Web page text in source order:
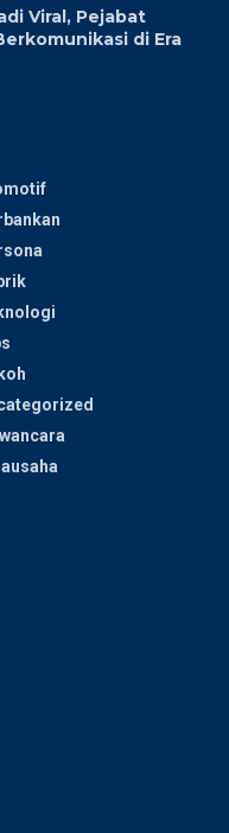
Viral, Pejabat
di Era